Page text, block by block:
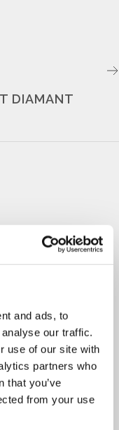
and ads, to
our traffic.
use of our site with
partners who
that you’ve
from your use
DIAMANT
pavé gezet met
van 0.15ct, kleur H,